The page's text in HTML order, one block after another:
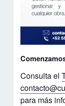
Consulta el
para más